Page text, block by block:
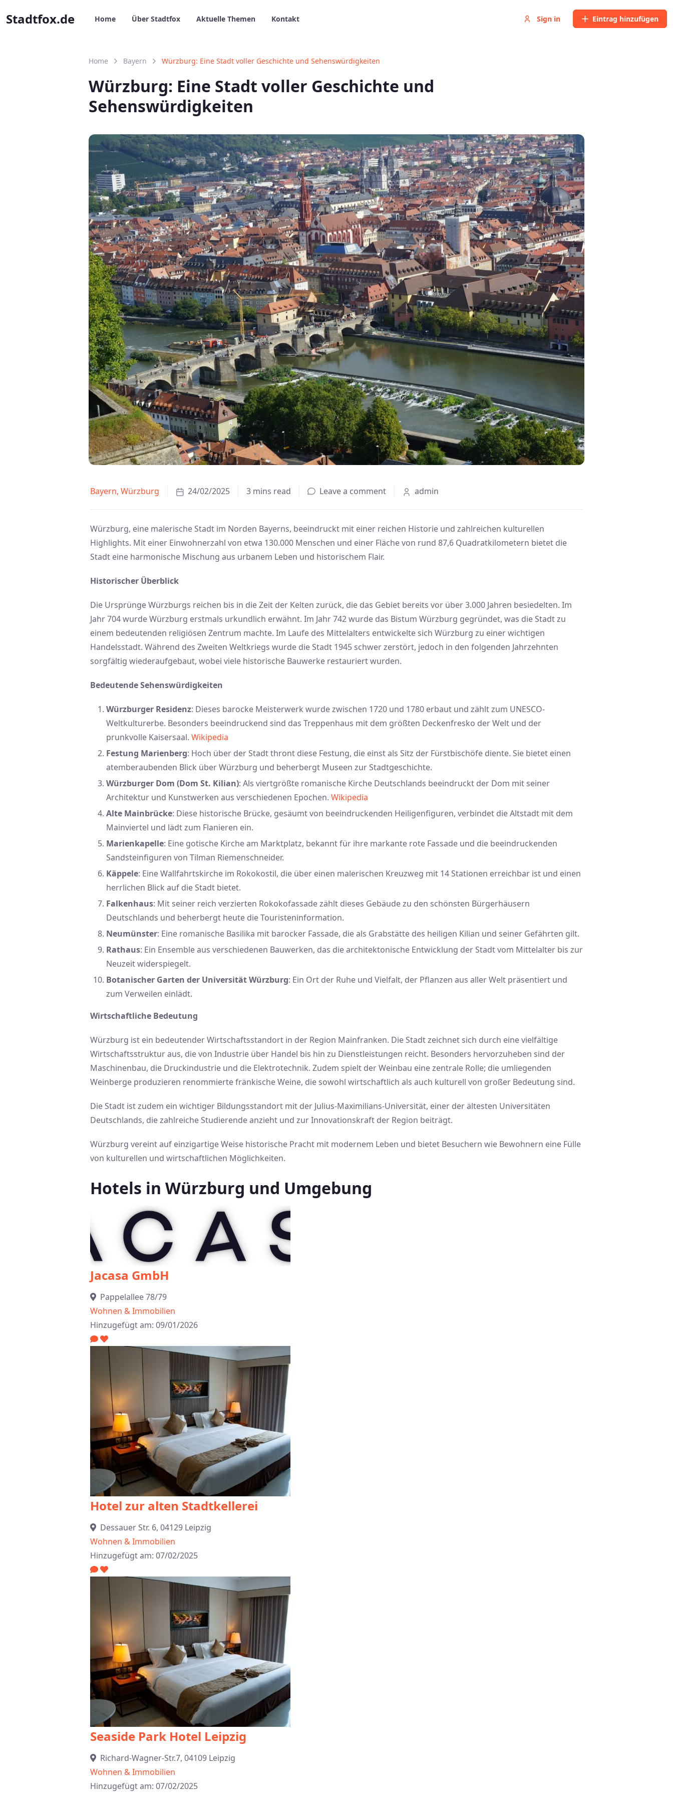
Stadtfox.de Sign in Eintrag hinzufügen
Home Über Stadtfox Aktuelle Themen Kontakt
Home Bayern Würzburg: Eine Stadt voller Geschichte und Sehenswürdigkeiten
Würzburg: Eine Stadt voller Geschichte und
Sehenswürdigkeiten
Bayern, Würzburg 24/02/2025 3 mins read Leave a comment admin
Würzburg, eine malerische Stadt im Norden Bayerns, beeindruckt mit einer reichen Historie und zahlreichen kulturellen
Highlights. Mit einer Einwohnerzahl von etwa 130.000 Menschen und einer Fläche von rund 87,6 Quadratkilometern bietet die
Stadt eine harmonische Mischung aus urbanem Leben und historischem Flair.
Historischer Überblick
Die Ursprünge Würzburgs reichen bis in die Zeit der Kelten zurück, die das Gebiet bereits vor über 3.000 Jahren besiedelten. Im
Jahr 704 wurde Würzburg erstmals urkundlich erwähnt. Im Jahr 742 wurde das Bistum Würzburg gegründet, was die Stadt zu
einem bedeutenden religiösen Zentrum machte. Im Laufe des Mittelalters entwickelte sich Würzburg zu einer wichtigen
Handelsstadt. Während des Zweiten Weltkriegs wurde die Stadt 1945 schwer zerstört, jedoch in den folgenden Jahrzehnten
sorgfältig wiederaufgebaut, wobei viele historische Bauwerke restauriert wurden.
Bedeutende Sehenswürdigkeiten
Würzburger Residenz: Dieses barocke Meisterwerk wurde zwischen 1720 und 1780 erbaut und zählt zum UNESCO-
Weltkulturerbe. Besonders beeindruckend sind das Treppenhaus mit dem größten Deckenfresko der Welt und der
prunkvolle Kaisersaal. Wikipedia
Festung Marienberg: Hoch über der Stadt thront diese Festung, die einst als Sitz der Fürstbischöfe diente. Sie bietet einen
atemberaubenden Blick über Würzburg und beherbergt Museen zur Stadtgeschichte.
Würzburger Dom (Dom St. Kilian): Als viertgrößte romanische Kirche Deutschlands beeindruckt der Dom mit seiner
Architektur und Kunstwerken aus verschiedenen Epochen. Wikipedia
Alte Mainbrücke: Diese historische Brücke, gesäumt von beeindruckenden Heiligenfiguren, verbindet die Altstadt mit dem
Mainviertel und lädt zum Flanieren ein.
Marienkapelle: Eine gotische Kirche am Marktplatz, bekannt für ihre markante rote Fassade und die beeindruckenden
Sandsteinfiguren von Tilman Riemenschneider.
Käppele: Eine Wallfahrtskirche im Rokokostil, die über einen malerischen Kreuzweg mit 14 Stationen erreichbar ist und einen
herrlichen Blick auf die Stadt bietet.
Falkenhaus: Mit seiner reich verzierten Rokokofassade zählt dieses Gebäude zu den schönsten Bürgerhäusern
Deutschlands und beherbergt heute die Touristeninformation.
Neumünster: Eine romanische Basilika mit barocker Fassade, die als Grabstätte des heiligen Kilian und seiner Gefährten gilt.
Rathaus: Ein Ensemble aus verschiedenen Bauwerken, das die architektonische Entwicklung der Stadt vom Mittelalter bis zur
Neuzeit widerspiegelt.
Botanischer Garten der Universität Würzburg: Ein Ort der Ruhe und Vielfalt, der Pflanzen aus aller Welt präsentiert und
zum Verweilen einlädt.
Wirtschaftliche Bedeutung
Würzburg ist ein bedeutender Wirtschaftsstandort in der Region Mainfranken. Die Stadt zeichnet sich durch eine vielfältige
Wirtschaftsstruktur aus, die von Industrie über Handel bis hin zu Dienstleistungen reicht. Besonders hervorzuheben sind der
Maschinenbau, die Druckindustrie und die Elektrotechnik. Zudem spielt der Weinbau eine zentrale Rolle; die umliegenden
Weinberge produzieren renommierte fränkische Weine, die sowohl wirtschaftlich als auch kulturell von großer Bedeutung sind.
Die Stadt ist zudem ein wichtiger Bildungsstandort mit der Julius-Maximilians-Universität, einer der ältesten Universitäten
Deutschlands, die zahlreiche Studierende anzieht und zur Innovationskraft der Region beiträgt.
Würzburg vereint auf einzigartige Weise historische Pracht mit modernem Leben und bietet Besuchern wie Bewohnern eine Fülle
von kulturellen und wirtschaftlichen Möglichkeiten.
Hotels in Würzburg und Umgebung
Jacasa GmbH
Pappelallee 78/79
Wohnen & Immobilien
Hinzugefügt am: 09/01/2026
Hotel zur alten Stadtkellerei
Dessauer Str. 6, 04129 Leipzig
Wohnen & Immobilien
Hinzugefügt am: 07/02/2025
Seaside Park Hotel Leipzig
Richard-Wagner-Str.7, 04109 Leipzig
Wohnen & Immobilien
Hinzugefügt am: 07/02/2025